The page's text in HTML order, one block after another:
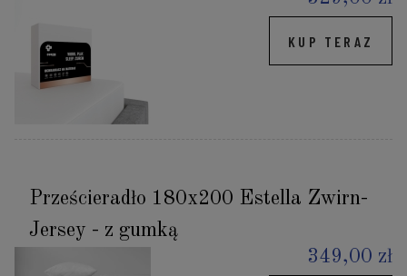
KUP TERAZ
Prześcieradło 180x200 Estella Zwirn-
Jersey - z gumką
349,00 zł